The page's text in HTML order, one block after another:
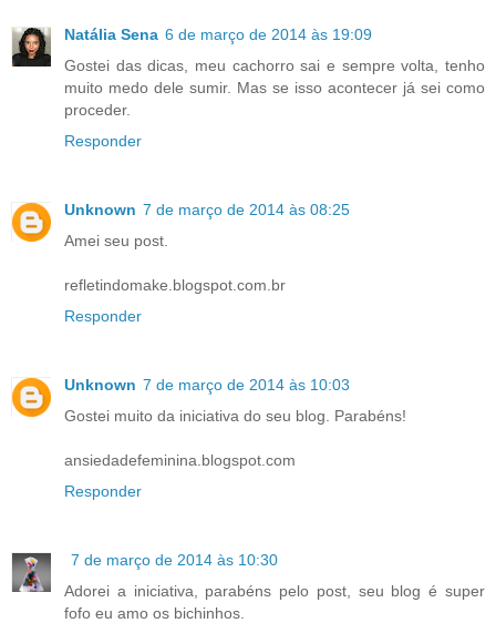
Natália Sena 6 de março de 2014 às 19:09
Gostei das dicas, meu cachorro sai e sempre volta, tenho
muito medo dele sumir. Mas se isso acontecer já sei como
proceder.
Responder
Unknown 7 de março de 2014 às 08:25
Amei seu post.
refletindomake.blogspot.com.br
Responder
Unknown 7 de março de 2014 às 10:03
Gostei muito da iniciativa do seu blog. Parabéns!
ansiedadefeminina.blogspot.com
Responder
7 de março de 2014 às 10:30
Adorei a iniciativa, parabéns pelo post, seu blog é super
fofo eu amo os bichinhos.